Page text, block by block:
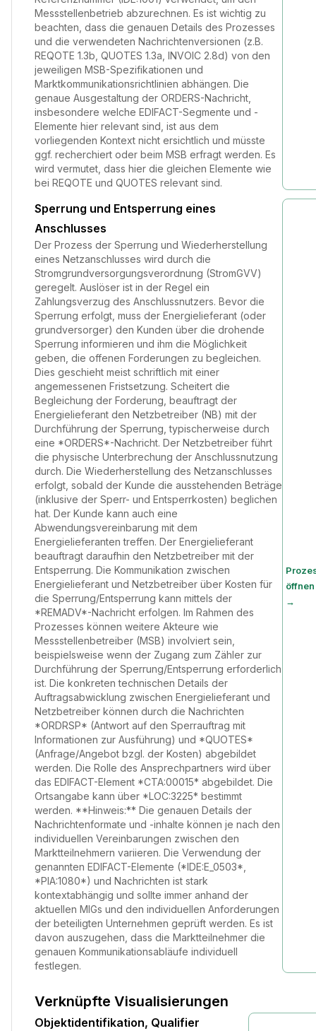
Messstellenbetrieb abzurechnen. Es ist wichtig zu
beachten, dass die genauen Details des Prozesses
und die verwendeten Nachrichtenversionen (z.B.
REQOTE 1.3b, QUOTES 1.3a, INVOIC 2.8d) von den
jeweiligen MSB-Spezifikationen und
Marktkommunikationsrichtlinien abhängen. Die
genaue Ausgestaltung der ORDERS-Nachricht,
insbesondere welche EDIFACT-Segmente und -
Elemente hier relevant sind, ist aus dem
vorliegenden Kontext nicht ersichtlich und müsste
ggf. recherchiert oder beim MSB erfragt werden. Es
wird vermutet, dass hier die gleichen Elemente wie
bei REQOTE und QUOTES relevant sind.
Sperrung und Entsperrung eines
Anschlusses
Der Prozess der Sperrung und Wiederherstellung
eines Netzanschlusses wird durch die
Stromgrundversorgungsverordnung (StromGVV)
geregelt. Auslöser ist in der Regel ein
Zahlungsverzug des Anschlussnutzers. Bevor die
Sperrung erfolgt, muss der Energielieferant (oder
grundversorger) den Kunden über die drohende
Sperrung informieren und ihm die Möglichkeit
geben, die offenen Forderungen zu begleichen.
Dies geschieht meist schriftlich mit einer
angemessenen Fristsetzung. Scheitert die
Begleichung der Forderung, beauftragt der
Energielieferant den Netzbetreiber (NB) mit der
Durchführung der Sperrung, typischerweise durch
eine *ORDERS*-Nachricht. Der Netzbetreiber führt
die physische Unterbrechung der Anschlussnutzung
durch. Die Wiederherstellung des Netzanschlusses
erfolgt, sobald der Kunde die ausstehenden Beträge
(inklusive der Sperr- und Entsperrkosten) beglichen
hat. Der Kunde kann auch eine
Abwendungsvereinbarung mit dem
Energielieferanten treffen. Der Energielieferant
beauftragt daraufhin den Netzbetreiber mit der
Entsperrung. Die Kommunikation zwischen
Energielieferant und Netzbetreiber über Kosten für
die Sperrung/Entsperrung kann mittels der
*REMADV*-Nachricht erfolgen. Im Rahmen des
Prozesses können weitere Akteure wie
Messstellenbetreiber (MSB) involviert sein,
beispielsweise wenn der Zugang zum Zähler zur
Durchführung der Sperrung/Entsperrung erforderlich
ist. Die konkreten technischen Details der
Auftragsabwicklung zwischen Energielieferant und
Netzbetreiber können durch die Nachrichten
*ORDRSP* (Antwort auf den Sperrauftrag mit
Informationen zur Ausführung) und *QUOTES*
(Anfrage/Angebot bzgl. der Kosten) abgebildet
werden. Die Rolle des Ansprechpartners wird über
das EDIFACT-Element *CTA:00015* abgebildet. Die
Ortsangabe kann über *LOC:3225* bestimmt
werden. **Hinweis:** Die genauen Details der
Nachrichtenformate und -inhalte können je nach den
individuellen Vereinbarungen zwischen den
Marktteilnehmern variieren. Die Verwendung der
genannten EDIFACT-Elemente (*IDE:E_0503*,
*PIA:1080*) und Nachrichten ist stark
kontextabhängig und sollte immer anhand der
aktuellen MIGs und den individuellen Anforderungen
der beteiligten Unternehmen geprüft werden. Es ist
davon auszugehen, dass die Marktteilnehmer die
genauen Kommunikationsabläufe individuell
festlegen.
öffnen
→
Verknüpfte Visualisierungen
Objektidentifikation, Qualifier